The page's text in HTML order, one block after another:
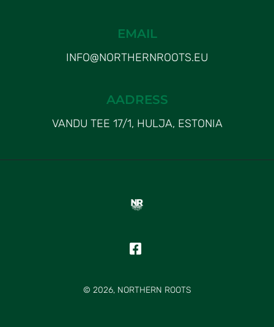
EMAIL
INFO@NORTHERNROOTS.EU
AADRESS
VANDU TEE 17/1, HULJA, ESTONIA
© 2026, NORTHERN ROOTS